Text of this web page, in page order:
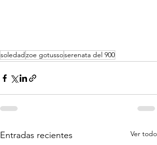
soledad zoe gotussoserenata del 900
Entradas recientes Ver todo